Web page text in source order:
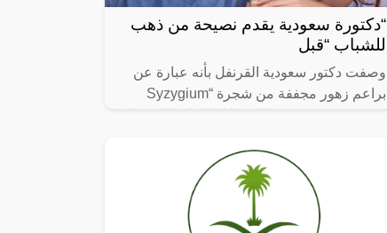
“دكتورة سعودية يقدم نصيحة من ذهب
للشباب “قبل
وصفت دكتور سعودية القرنفل بأنه عبارة عن
براعم زهور مجففة من شجرة “Syzygium